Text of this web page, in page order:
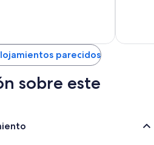
parecidos
sobre este